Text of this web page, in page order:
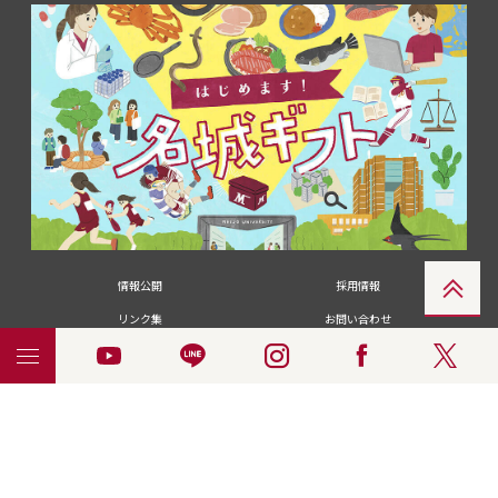
情報公開
採用情報
リンク集
お問い合わせ
メディアの皆さま
卒業生の皆さま